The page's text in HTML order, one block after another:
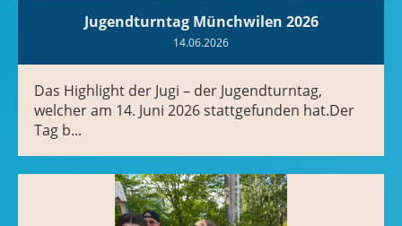
Jugendturntag Münchwilen 2026
14.06.2026
Das Highlight der Jugi – der Jugendturntag,
welcher am 14. Juni 2026 stattgefunden hat.Der
Tag b...